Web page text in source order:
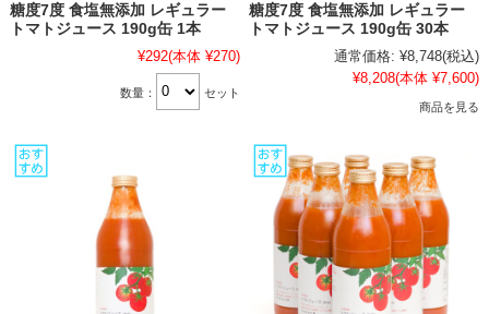
糖度7度 食塩無添加 レギュラー
トマトジュース 190g缶 1本
¥292(本体 ¥270)
数量： セット
糖度7度 食塩無添加 レギュラー
トマトジュース 190g缶 30本
通常価格: ¥8,748(税込)
¥8,208(本体 ¥7,600)
商品を見る